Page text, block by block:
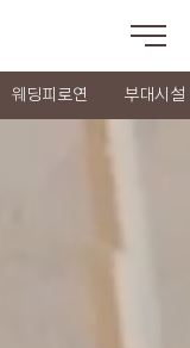
웨딩피로연 부대시설